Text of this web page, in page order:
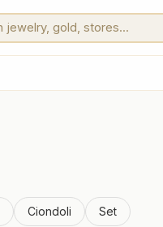
Ciondoli Set